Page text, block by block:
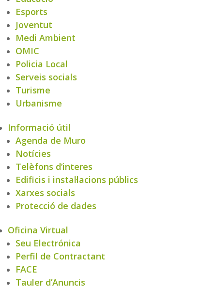
Esports
Joventut
Medi Ambient
OMIC
Policia Local
Serveis socials
Turisme
Urbanisme
Informació útil
Agenda de Muro
Notícies
Telèfons d’interes
Edificis i instal·lacions públics
Xarxes socials
Protecció de dades
Oficina Virtual
Seu Electrónica
Perfil de Contractant
FACE
Tauler d’Anuncis